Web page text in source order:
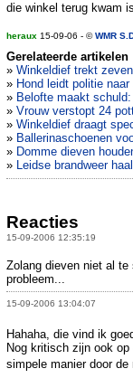
die winkel terug kwam
heraux 15-09-06 - ©WMR
Gerelateerde artikelen
» Winkeldief trekt
» Hond leidt politie
» Belofte maakt
» Vrouw verstopt 24
» Winkeldief draagt
» Ballerinaschoenen
» Domme dieven
» Leidse brandweer
Reacties
15-09-2006 12:35:19
Zolang dieven niet al
probleem...
15-09-2006 13:04:07
Hahaha, die vind ik
Nog kritisch zijn ook
simpele manier door